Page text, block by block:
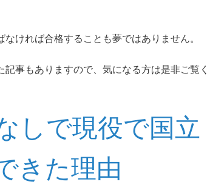
ければ合格することも夢ではありません。
事もありますので、気になる方は是非ご覧く
しで現役で国立
きた理由